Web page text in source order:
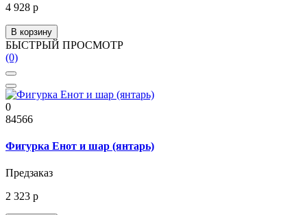
4 928 р
В корзину
БЫСТРЫЙ ПРОСМОТР
(0)
0
84566
Фигурка Енот и шар (янтарь)
Предзаказ
2 323 р